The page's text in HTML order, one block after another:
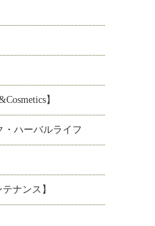
】
・ハーバルライフ
ナンス】